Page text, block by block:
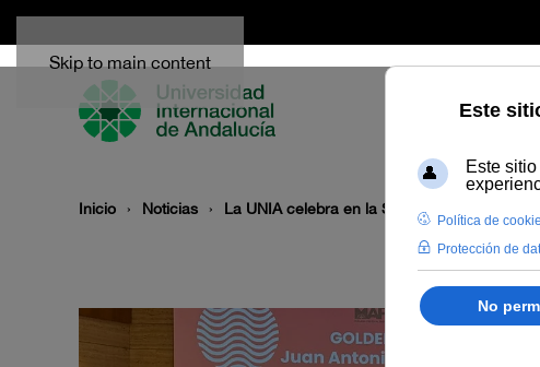
Skip to main content
Inicio Noticias La UNIA celebra en la Sede Tecnológica